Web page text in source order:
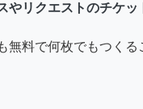
やリクエストのチケ
無料で何枚でもつくる